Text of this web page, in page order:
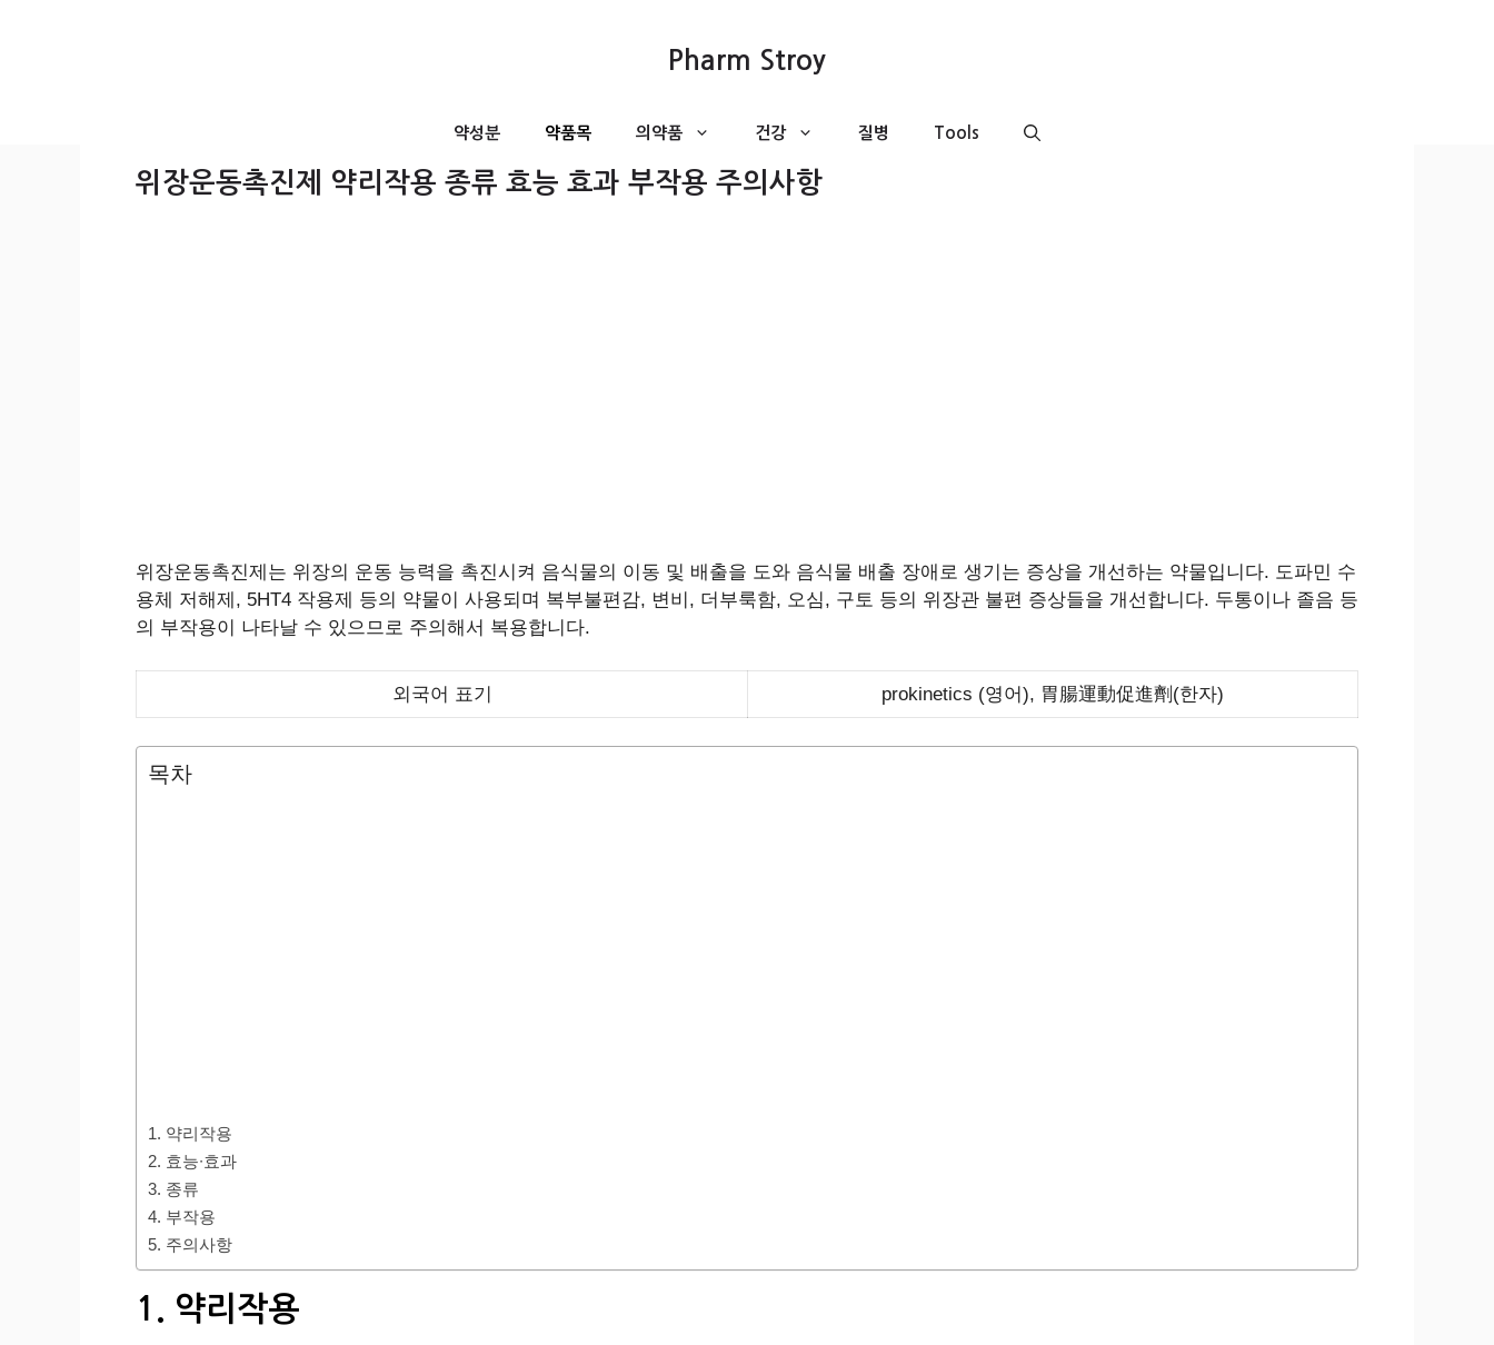
Pharm Stroy
약성분 약품목 의약품 건강 질병 Tools
위장운동촉진제 약리작용 종류 효능 효과 부작용 주의사항
위장운동촉진제는 위장의 운동 능력을 촉진시켜 음식물의 이동 및 배출을 도와 음식물 배출 장애로 생기는 증상을 개선하는 약물입니다. 도파민 수
용체 저해제, 5HT4 작용제 등의 약물이 사용되며 복부불편감, 변비, 더부룩함, 오심, 구토 등의 위장관 불편 증상들을 개선합니다. 두통이나 졸음 등
의 부작용이 나타날 수 있으므로 주의해서 복용합니다.
외국어 표기 prokinetics (영어), 胃腸運動促進劑(한자)
목차
1. 약리작용
2. 효능∙효과
3. 종류
4. 부작용
5. 주의사항
1. 약리작용